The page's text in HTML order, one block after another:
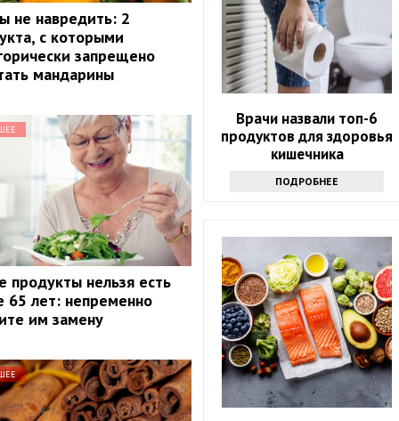
не навредить: 2
с которыми
запрещено
мандарины
продукты нельзя есть
65 лет: непременно
им замену
Врачи назвали топ-6
продуктов для здоровья
кишечника
ПОДРОБНЕЕ